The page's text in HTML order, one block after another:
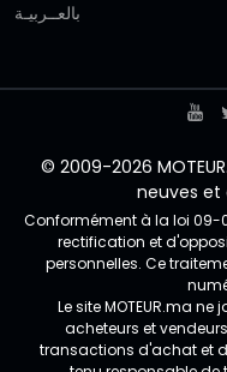
بالعــربيـة
© 2009-2026
neuves et
Conformément à la loi 09-
rectification et
personnelles. Ce
Le site MOTEUR.ma
acheteurs et
transactions d'achat et